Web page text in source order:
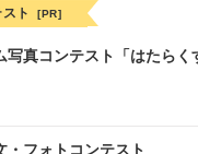
ト [PR]
写真コンテスト「はたらく
・フォトコンテスト